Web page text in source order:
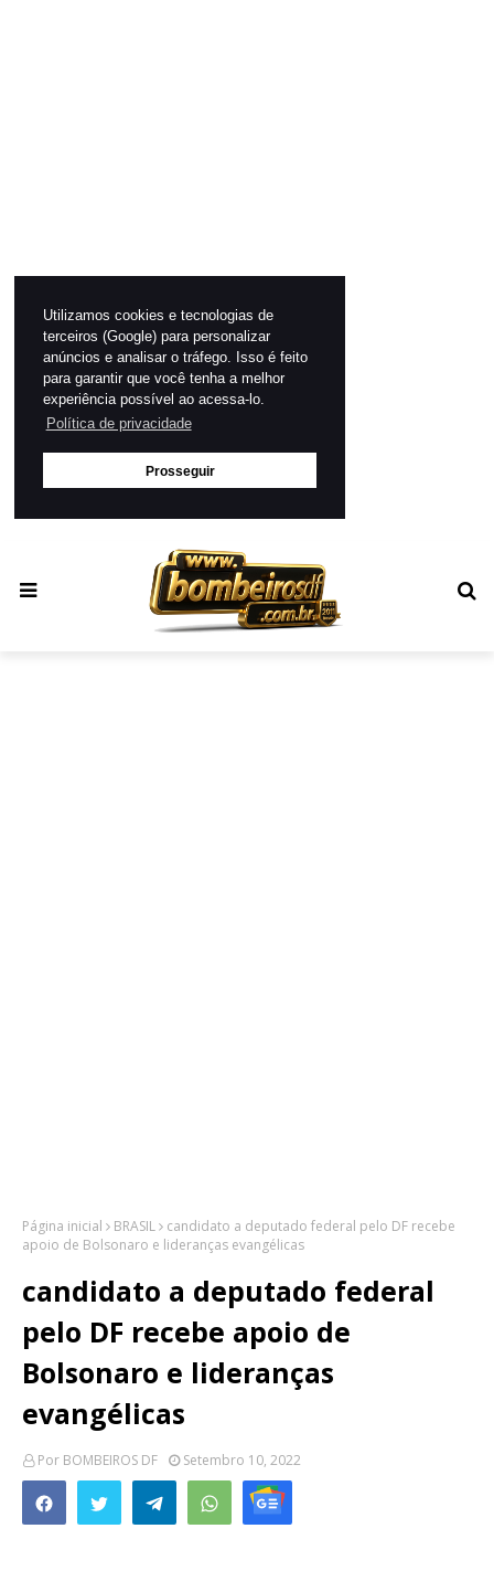
Utilizamos cookies e tecnologias de
terceiros (Google) para personalizar
anúncios e analisar o tráfego. Isso é feito
para garantir que você tenha a melhor
experiência possível ao acessa-lo.
Política de privacidade
Prosseguir
Página inicial BRASIL
candidato a deputado federal pelo DF recebe
apoio de Bolsonaro e lideranças evangélicas
candidato a deputado federal
pelo DF recebe apoio de
Bolsonaro e lideranças
evangélicas
Por BOMBEIROS DF Setembro 10, 2022